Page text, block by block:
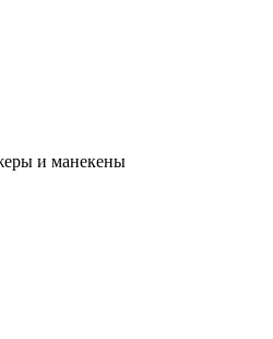
и манекены